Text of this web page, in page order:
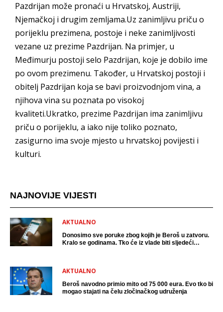
Pazdrijan može pronaći u Hrvatskoj, Austriji,
Njemačkoj i drugim zemljama.Uz zanimljivu priču o
porijeklu prezimena, postoje i neke zanimljivosti
vezane uz prezime Pazdrijan. Na primjer, u
Međimurju postoji selo Pazdrijan, koje je dobilo ime
po ovom prezimenu. Također, u Hrvatskoj postoji i
obitelj Pazdrijan koja se bavi proizvodnjom vina, a
njihova vina su poznata po visokoj
kvaliteti.Ukratko, prezime Pazdrijan ima zanimljivu
priču o porijeklu, a iako nije toliko poznato,
zasigurno ima svoje mjesto u hrvatskoj povijesti i
kulturi.
NAJNOVIJE VIJESTI
AKTUALNO
Donosimo sve poruke zbog kojih je Beroš u zatvoru.
Kralo se godinama. Tko će iz vlade biti sljedeći
AKTUALNO
Beroš navodno primio mito od 75 000 eura. Evo tko bi
mogao stajati na čelu zločinačkog udruženja